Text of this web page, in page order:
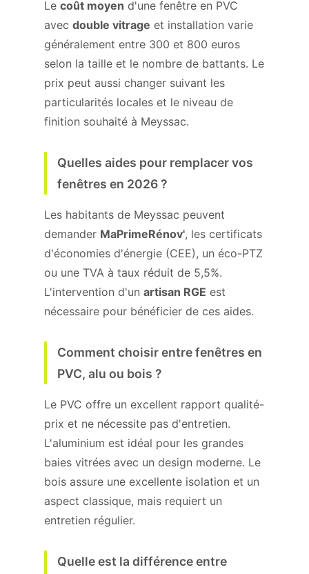
Le coût moyen d'une fenêtre en PVC
avec double vitrage et installation varie
généralement entre 300 et 800 euros
selon la taille et le nombre de battants. Le
prix peut aussi changer suivant les
particularités locales et le niveau de
finition souhaité à Meyssac.
Quelles aides pour remplacer vos
fenêtres en 2026 ?
Les habitants de Meyssac peuvent
demander MaPrimeRénov', les certificats
d'économies d'énergie (CEE), un éco-PTZ
ou une TVA à taux réduit de 5,5%.
L'intervention d'un artisan RGE est
nécessaire pour bénéficier de ces aides.
Comment choisir entre fenêtres en
PVC, alu ou bois ?
Le PVC offre un excellent rapport qualité-
prix et ne nécessite pas d'entretien.
L'aluminium est idéal pour les grandes
baies vitrées avec un design moderne. Le
bois assure une excellente isolation et un
aspect classique, mais requiert un
entretien régulier.
Quelle est la différence entre